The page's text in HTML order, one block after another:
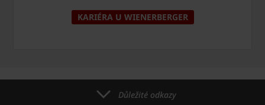
KARIÉRA U WIENERBERGER
Důležité odkazy